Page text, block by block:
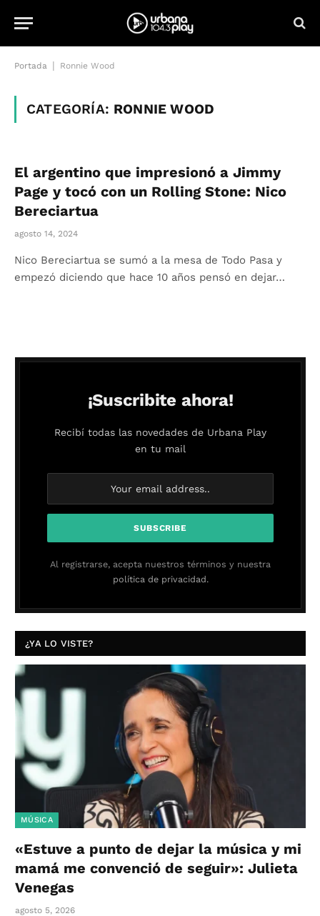
Portada Ronnie Wood
CATEGORÍA: RONNIE WOOD
El argentino que impresionó a Jimmy
Page y tocó con un Rolling Stone: Nico
Bereciartua
agosto 14, 2024
Nico Bereciartua se sumó a la mesa de Todo Pasa y
empezó diciendo que hace 10 años pensó en dejar…
¡Suscribite ahora!
Recibí todas las novedades de Urbana Play
en tu mail
Al registrarse, acepta nuestros términos y nuestra
política de privacidad.
¿YA LO VISTE?
MÚSICA
«Estuve a punto de dejar la música y mi
mamá me convenció de seguir»: Julieta
Venegas
agosto 5, 2026